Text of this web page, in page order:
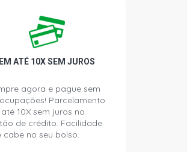
FLEX
8V ZETEC
DURATEC
EM ATÉ 10X SEM JUROS
agora e pague sem
Parcelamento
10X sem juros no
de crédito. Facilidade
cabe no seu bolso.